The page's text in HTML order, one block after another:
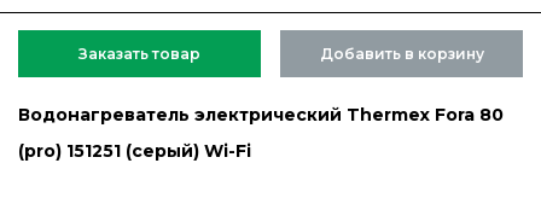
Заказать товар Добавить в корзину
Водонагреватель электрический Thermex Fora 80
(pro) 151251 (серый) Wi-Fi